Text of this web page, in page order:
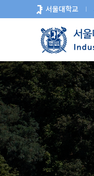
로
뉴
서울대학교